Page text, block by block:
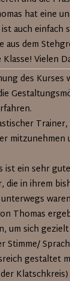
hat eine
auch einfach
aus dem
Vielen
des Kurses
mitzunehmen
ist ein sehr
die in ihrem
Thomas
um sich
Stimme/
gestaltet